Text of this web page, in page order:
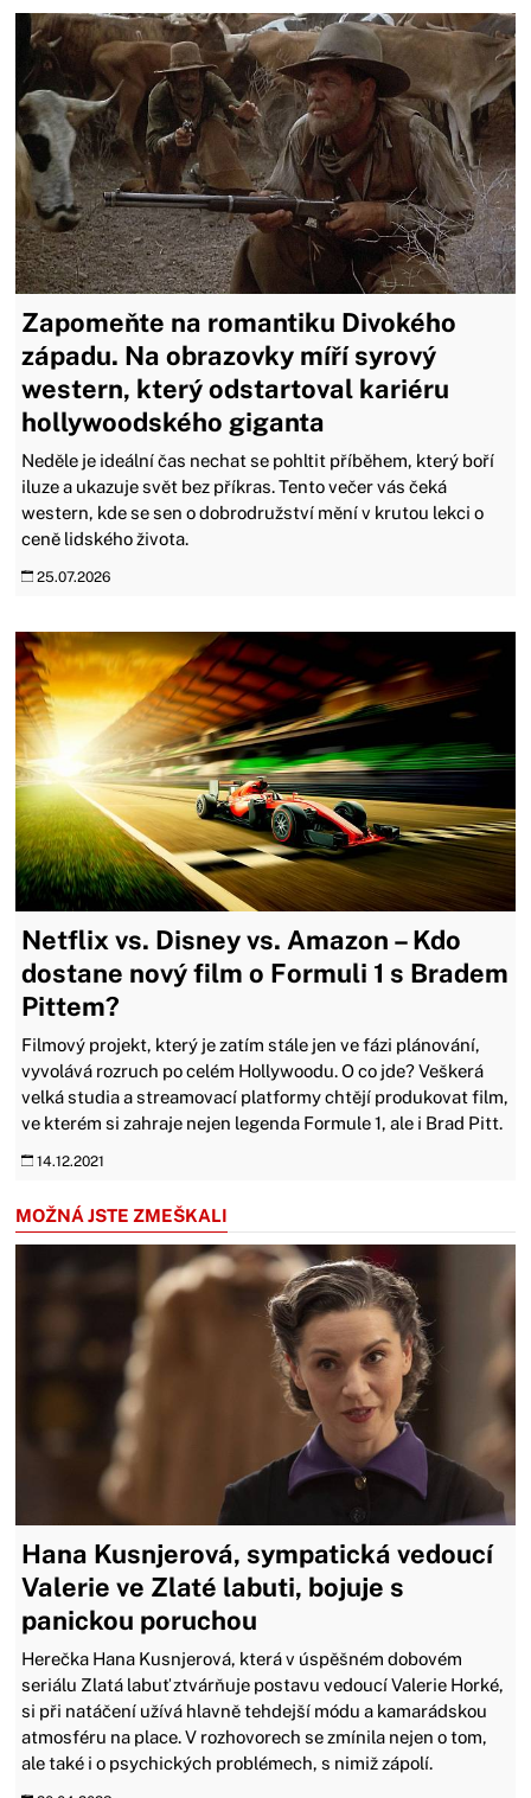
Zapomeňte na romantiku Divokého
západu. Na obrazovky míří syrový
western, který odstartoval kariéru
hollywoodského giganta
Neděle je ideální čas nechat se pohltit příběhem, který boří
iluze a ukazuje svět bez příkras. Tento večer vás čeká
western, kde se sen o dobrodružství mění v krutou lekci o
ceně lidského života.
25.07.2026
Netflix vs. Disney vs. Amazon – Kdo
dostane nový film o Formuli 1 s Bradem
Pittem?
Filmový projekt, který je zatím stále jen ve fázi plánování,
vyvolává rozruch po celém Hollywoodu. O co jde? Veškerá
velká studia a streamovací platformy chtějí produkovat film,
ve kterém si zahraje nejen legenda Formule 1, ale i Brad Pitt.
14.12.2021
MOŽNÁ JSTE ZMEŠKALI
Hana Kusnjerová, sympatická vedoucí
Valerie ve Zlaté labuti, bojuje s
panickou poruchou
Herečka Hana Kusnjerová, která v úspěšném dobovém
seriálu Zlatá labuť ztvárňuje postavu vedoucí Valerie Horké,
si při natáčení užívá hlavně tehdejší módu a kamarádskou
atmosféru na place. V rozhovorech se zmínila nejen o tom,
ale také i o psychických problémech, s nimiž zápolí.